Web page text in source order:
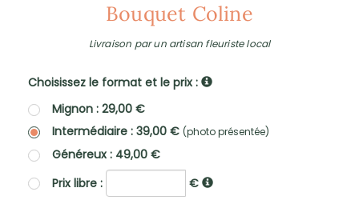
Bouquet Coline
Livraison par un artisan fleuriste local
Choisissez le format et le prix :
Mignon : 29,00 €
Intermédiaire : 39,00 € (photo présentée)
Généreux : 49,00 €
Prix libre :
€